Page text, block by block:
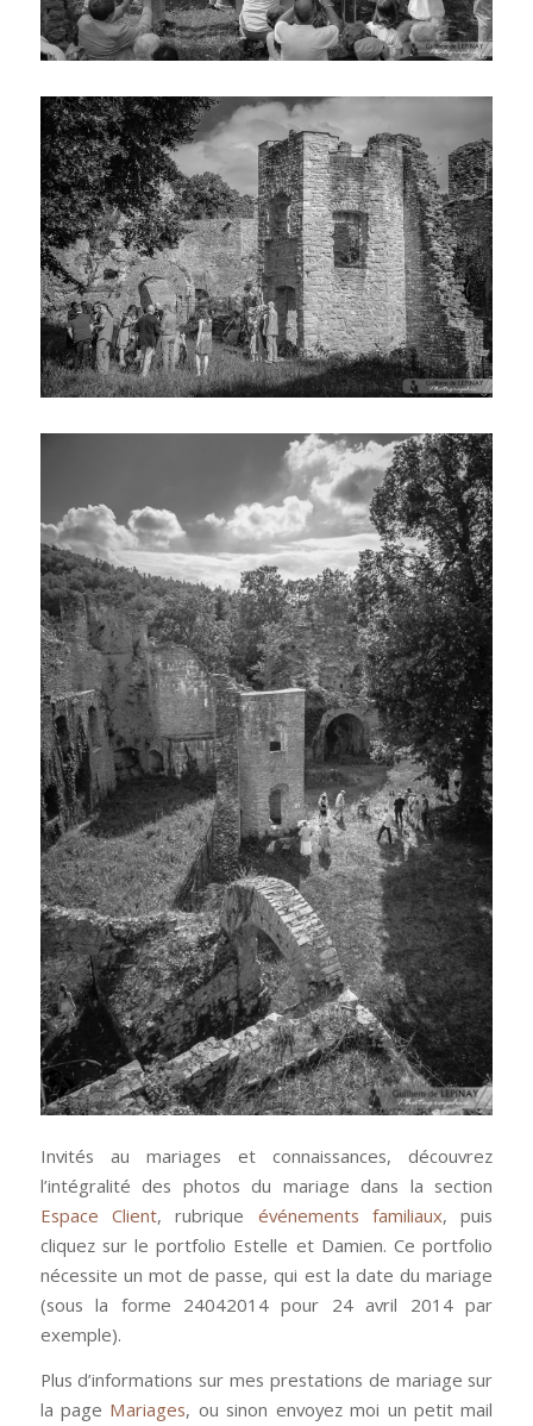
Invités au mariages et connaissances, découvrez
l’intégralité des photos du mariage dans la section
Espace Client, rubrique événements familiaux, puis
cliquez sur le portfolio Estelle et Damien. Ce portfolio
nécessite un mot de passe, qui est la date du mariage
(sous la forme 24042014 pour 24 avril 2014 par
exemple).
Plus d’informations sur mes prestations de mariage sur
la page Mariages, ou sinon envoyez moi un petit mail